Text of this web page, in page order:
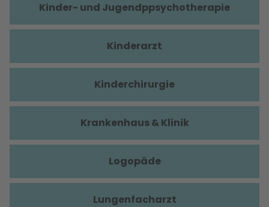
Kinder- und Jugendppsychotherapie
Kinderarzt
Kinderchirurgie
Krankenhaus & Klinik
Logopäde
Lungenfacharzt